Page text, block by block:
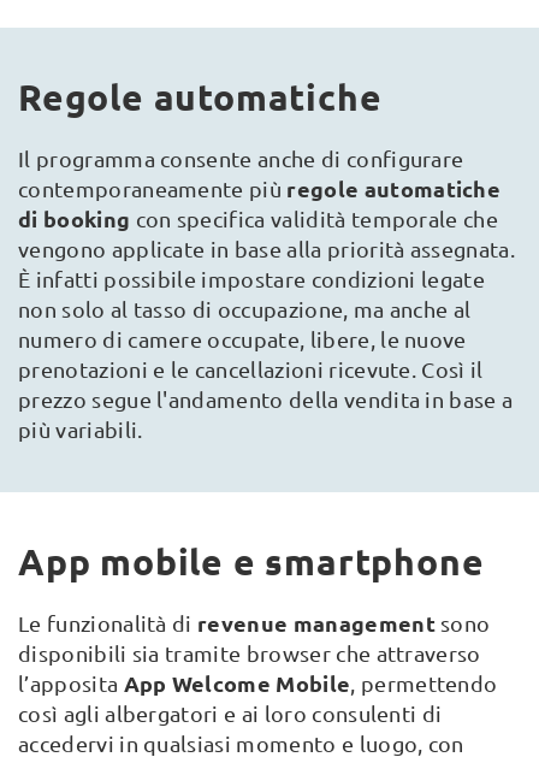
Regole automatiche
Il programma consente anche di configurare
contemporaneamente più regole automatiche
di booking con specifica validità temporale che
vengono applicate in base alla priorità assegnata.
È infatti possibile impostare condizioni legate
non solo al tasso di occupazione, ma anche al
numero di camere occupate, libere, le nuove
prenotazioni e le cancellazioni ricevute. Così il
prezzo segue l'andamento della vendita in base a
più variabili.
App mobile e smartphone
Le funzionalità di revenue management sono
disponibili sia tramite browser che attraverso
l’apposita App Welcome Mobile , permettendo
così agli albergatori e ai loro consulenti di
accedervi in qualsiasi momento e luogo, con